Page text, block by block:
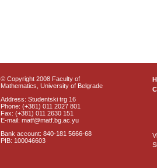
© Copyright 2008 Faculty of
Mathematics, University of Belgrade
Address: Studentski trg 16
Phone: (+381) 011 2027 801
Fax: (+381) 011 2630 151
E-mail: matf@matf.bg.ac.yu
Bank account: 840-181 5666-68
PIB: 100046603